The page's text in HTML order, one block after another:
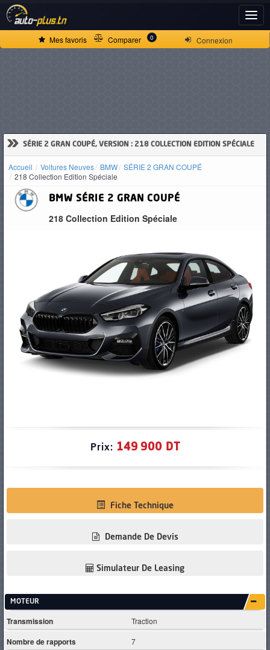
Connexion
Mes favoris Comparer 0
» SÉRIE 2 GRAN COUPÉ, VERSION : 218 COLLECTION EDITION SPÉCIALE
Accueil Voitures Neuves BMW SÉRIE 2 GRAN COUPÉ
218 Collection Edition Spéciale
BMW SÉRIE 2 GRAN COUPÉ
218 Collection Edition Spéciale
Prix: 149 900 DT
Fiche Technique
Demande De Devis
Simulateur De Leasing
MOTEUR
Transmission Traction
Nombre de rapports 7
ACCUEIL
VOITURES
D'OCCASION